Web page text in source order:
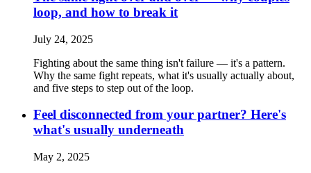
loop, and how to break it
July 24, 2025
Fighting about the same thing isn't failure — it's a pattern.
Why the same fight repeats, what it's usually actually about,
and five steps to step out of the loop.
Feel disconnected from your partner? Here's
what's usually underneath
May 2, 2025